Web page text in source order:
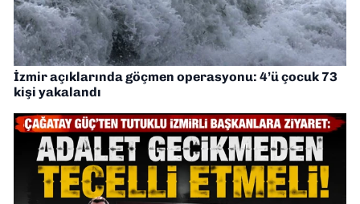
İzmir açıklarında göçmen operasyonu: 4’ü çocuk 73
kişi yakalandı